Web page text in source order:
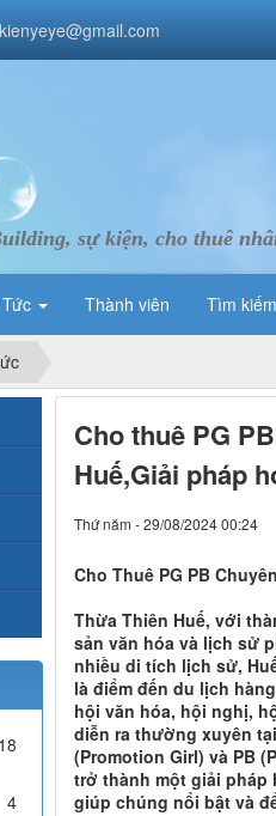
sự kiện, cho thuê
Thành viên Tìm kiếm
Cho thuê PG
Huế,Giải pháp
Thứ năm - 29/08/2024 00:24
Cho Thuê PG PB
Thừa Thiên Huế, với
sản văn hóa và lịch sử
nhiều di tích lịch sử,
là điểm đến du lịch
hội văn hóa, hội nghị,
diễn ra thường xuyên
(Promotion Girl) và PB
trở thành một giải pháp
giúp chúng nổi bật và
18
4